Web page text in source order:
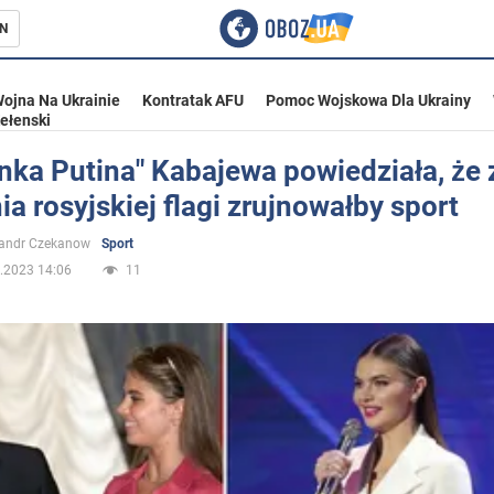
Ukrainie
Na Ukrainie Kontratak AFU Pomoc Wojskowa Dla Ukrainy
Putina" Kabajewa powiedziała, że
rosyjskiej flagi zrujnowałby sport
Czekanow
Sport
14:06
11